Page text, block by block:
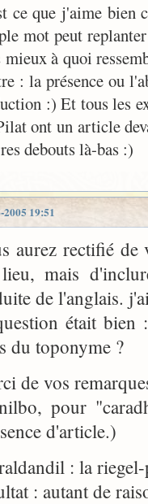
ce que j'aime bien
mot peut
mieux à quoi
: la présence ou
:) Et tous les
ont un article
debouts là-bas :)
2005 19:51
aurez rectifié
mais
de l'anglais.
était bien
du toponyme ?
de vos
pour
d'article.)
: la
: autant de